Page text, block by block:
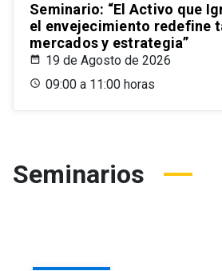
Seminario: “El Activo que
el envejecimiento redefine
mercados y estrategia”
19 de Agosto de 2026
09:00 a 11:00 horas
Seminarios